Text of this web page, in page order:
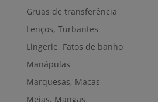
Gruas de transferência
Lenços, Turbantes
Lingerie, Fatos de banho
Manápulas
Marquesas, Macas
Meias, Mangas